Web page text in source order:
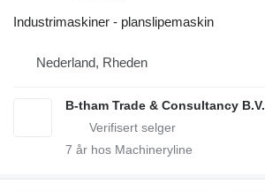
Industrimaskiner - planslipemaskin
Nederland, Rheden
B-tham Trade & Consultancy B.V.
7 år hos Machineryline